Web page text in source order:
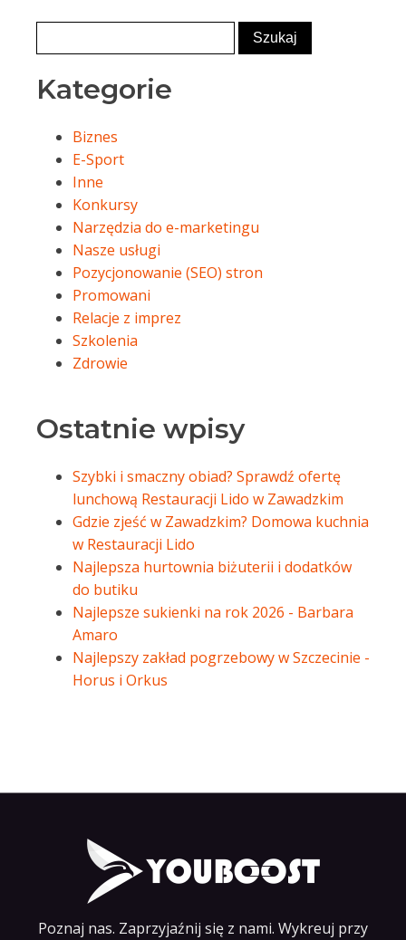
Kategorie
Biznes
E-Sport
Inne
Konkursy
Narzędzia do e-marketingu
Nasze usługi
Pozycjonowanie (SEO) stron
Promowani
Relacje z imprez
Szkolenia
Zdrowie
Ostatnie wpisy
Szybki i smaczny obiad? Sprawdź ofertę
lunchową Restauracji Lido w Zawadzkim
Gdzie zjeść w Zawadzkim? Domowa kuchnia
w Restauracji Lido
Najlepsza hurtownia biżuterii i dodatków
do butiku
Najlepsze sukienki na rok 2026 - Barbara
Amaro
Najlepszy zakład pogrzebowy w Szczecinie -
Horus i Orkus
Poznaj nas. Zaprzyjaźnij się z nami. Wykreuj przy